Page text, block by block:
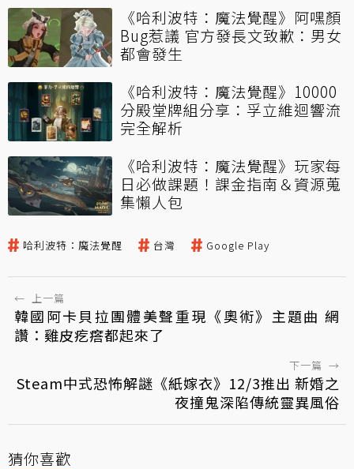
《哈利波特：魔法覺醒》阿嘿顏
Bug惹議 官方發長文致歉：男女
都會發生
《哈利波特：魔法覺醒》10000
分殿堂牌組分享：孚立維迴響流
完全解析
《哈利波特：魔法覺醒》玩家每
日必做課題！課金指南＆資源蒐
集懶人包
哈利波特：魔法覺醒 台灣 Google Play
← 上一篇
韓國阿卡貝拉團體美聲重現《奧術》主題曲 網
讚：雞皮疙瘩都起來了
下一篇 →
Steam中式恐怖解謎《紙嫁衣》12/3推出 新婚之
夜撞鬼深陷傳統靈異風俗
猜你喜歡